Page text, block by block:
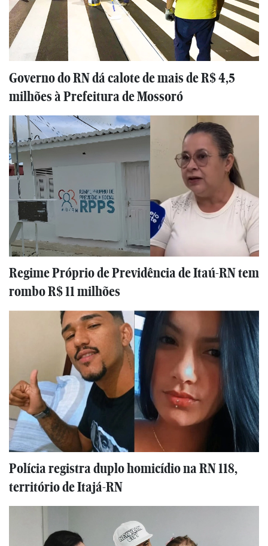
Governo do RN dá calote de mais de R$ 4,5
milhões à Prefeitura de Mossoró
Regime Próprio de Previdência de Itaú-RN tem
rombo R$ 11 milhões
Polícia registra duplo homicídio na RN 118,
território de Itajá-RN